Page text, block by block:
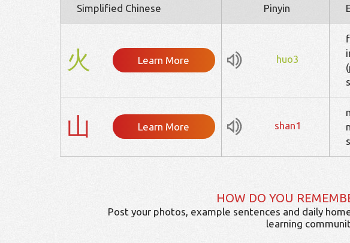
Simplified Chinese Pinyin
火 Learn More huo3
山 Learn More shan1
HOW DO YOU
Post your photos, example sentences and daily
learning